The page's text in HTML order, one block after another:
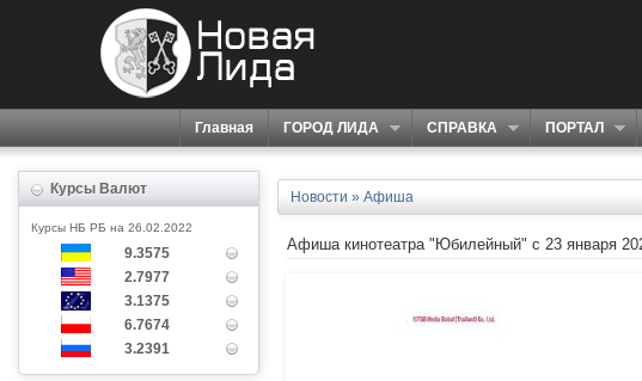
Главная ГОРОД ЛИДА СПРАВКА ПОРТАЛ
Курсы Валют
Курсы НБ РБ на 26.02.2022
9.3575
2.7977
3.1375
6.7674
3.2391
Новости » Афиша
Афиша кинотеатра "Юбилейный" c 23 января